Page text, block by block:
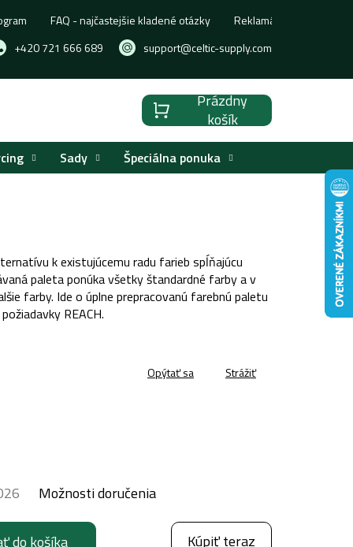
+420 721 666 689 support@celtic-supply.com
FAQ - najčastejšie kladené otázky Reklamácia, výmena
Nákupný
košík
Prázdny
košík
Sady Špeciálna ponuka
Možnosti doručenia
do košíka Kúpiť teraz
k existujúcemu radu farieb spĺňajúcu
paleta ponúka všetky štandardné farby a v
farby. Ide o úplne prepracovanú farebnú paletu
REACH.
Opýtať sa Strážiť